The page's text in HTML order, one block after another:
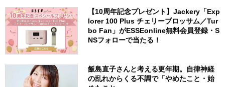
【10周年記念プレゼント】Jackery「Exp
lorer 100 Plus チェリーブロッサム／Tur
bo Fan」がESSEonline無料会員登録・S
NSフォローで当たる！
飯島直子さんと考える更年期。自律神経
の乱れからくる不調で「やめたこと・始